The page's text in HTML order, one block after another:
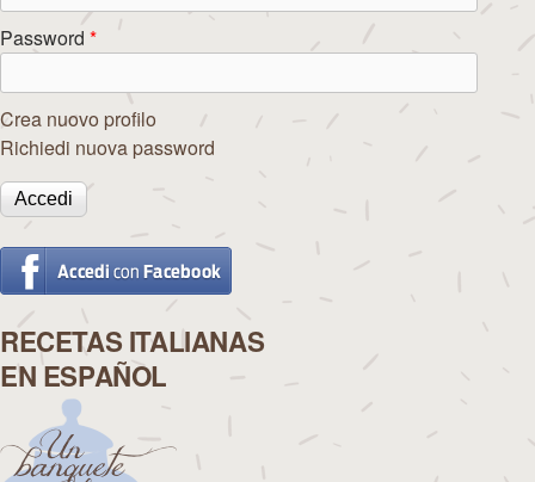
Password *
Crea nuovo profilo
Richiedi nuova password
RECETAS ITALIANAS
EN ESPAÑOL